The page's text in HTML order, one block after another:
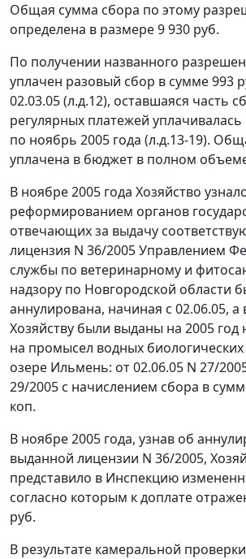
Общая сумма сбора по этому
определена в размере 9 930 руб.
По получении названного
уплачен разовый сбор в сумме 993
02.03.05 (л.д.12), оставшаяся часть
регулярных платежей
по ноябрь 2005 года (л.д.13-19).
уплачена в бюджет в полном
В ноябре 2005 года Хозяйство
реформированием органов
отвечающих за выдачу
лицензия N 36/2005 Управлением
службы по ветеринарному и
надзору по Новгородской области
аннулирована, начиная с 02.06.05, а
Хозяйству были выданы на 2005
на промысел водных биологических
озере Ильмень: от 02.06.05 N 27/
29/2005 с начислением сбора в
коп.
В ноябре 2005 года, узнав об
выданной лицензии N 36/2005,
представило в Инспекцию
согласно которым к доплате
руб.
В результате камеральной